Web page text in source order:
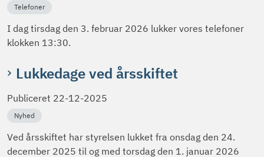
Telefoner
I dag tirsdag den 3. februar 2026 lukker vores telefoner
klokken 13:30.
Lukkedage ved årsskiftet
Publiceret 22-12-2025
Nyhed
Ved årsskiftet har styrelsen lukket fra onsdag den 24.
december 2025 til og med torsdag den 1. januar 2026